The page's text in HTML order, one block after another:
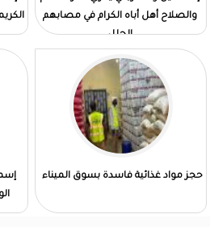
والصلاح أهل أباه الكرام في مصابهم
الجلل
حجز مواد غذائية فاسدة بسوق الميناء